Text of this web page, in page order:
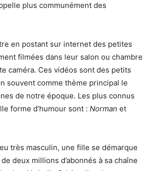
plus communément des
en postant sur internet des petites
filmées dans leur salon ou chambre
caméra. Ces vidéos sont des petits
souvent comme thème principal le
de notre époque. Les plus connus
forme d’humour sont : Norman et
très masculin, une fille se démarque
deux millions d’abonnés à sa chaîne